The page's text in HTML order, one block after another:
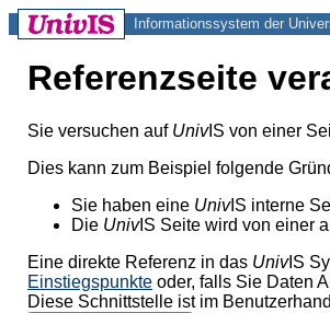
Informationssystem der
Referenzseite
Sie versuchen auf UnivIS von einer
Dies kann zum Beispiel folgende
Sie haben eine UnivIS interne
Die UnivIS Seite wird von einer
Eine direkte Referenz in das UnivIS
Einstiegspunkte oder, falls Sie Daten
Diese Schnittstelle ist im